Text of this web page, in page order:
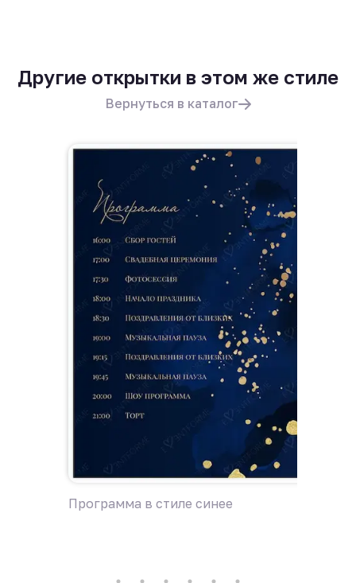
Другие открытки в этом же стиле
Вернуться в каталог
Программа в стиле синее